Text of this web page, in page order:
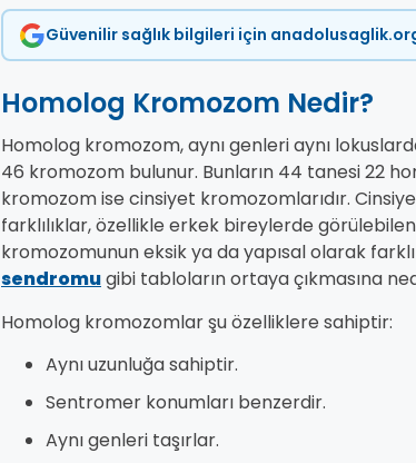
Güvenilir sağlık bilgileri için
Homolog Kromozom Nedir?
Homolog kromozom, aynı genleri aynı
46 kromozom bulunur. Bunların 44 tanesi 22
kromozom ise cinsiyet kromozomlarıdır.
farklılıklar, özellikle erkek bireylerde görülebilen
kromozomunun eksik ya da yapısal olarak
sendromugibi tabloların ortaya çıkmasına
Homolog kromozomlar şu özelliklere sahiptir:
Aynı uzunluğa sahiptir.
Sentromer konumları benzerdir.
Aynı genleri taşırlar.